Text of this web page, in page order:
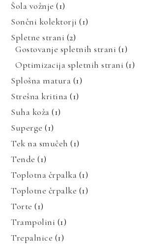
Šola vožnje (1)
Sončni kolektorji (1)
Spletne strani (2)
Gostovanje spletnih strani (1)
Optimizacija spletnih strani (1)
Splošna matura (1)
Strešna kritina (1)
Suha koža (1)
Superge (1)
Tek na smučeh (1)
Tende (1)
Toplotna črpalka (1)
Toplotne črpalke (1)
Torte (1)
Trampolini (1)
Trepalnice (1)